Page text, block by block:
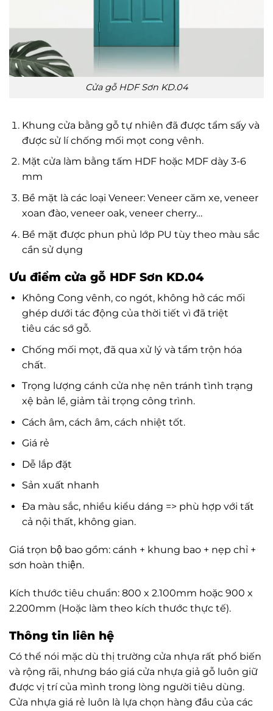
Cửa gỗ HDF Sơn KD.04
Khung cửa bằng gỗ tự nhiên đã được tẩm sấy và
được sử lí chống mối mọt cong vênh.
Mặt cửa làm bằng tấm HDF hoặc MDF dày 3-6
mm
Bề mặt là các loại Veneer: Veneer căm xe, veneer
xoan đào, veneer oak, veneer cherry…
Bề mặt được phun phủ lớp PU tùy theo màu sắc
cần sử dụng
Ưu điểm cửa gỗ HDF Sơn KD.04
Không Cong vênh, co ngót, không hở các mối
ghép dưới tác động của thời tiết vì đã triệt
tiêu các sớ gỗ.
Chống mối mọt, đã qua xử lý và tẩm trộn hóa
chất.
Trọng lượng cánh cửa nhẹ nên tránh tình trạng
xệ bản lề, giảm tải trọng công trình.
Cách âm, cách âm, cách nhiệt tốt.
Giá rẻ
Dễ lắp đặt
Sản xuất nhanh
Đa màu sắc, nhiều kiểu dáng => phù hợp với tất
cả nội thất, không gian.
Giá trọn bộ bao gồm: cánh + khung bao + nẹp chỉ +
sơn hoàn thiện.
Kích thước tiêu chuẩn: 800 x 2.100mm hoặc 900 x
2.200mm (Hoặc làm theo kích thước thực tế).
Thông tin liên hệ
Có thể nói mặc dù thị trường cửa nhựa rất phổ biến
và rộng rãi, nhưng báo giá cửa nhựa giả gỗ luôn giữ
được vị trí của mình trong lòng người tiêu dùng.
Cửa nhựa giá rẻ luôn là lựa chọn hàng đầu của các